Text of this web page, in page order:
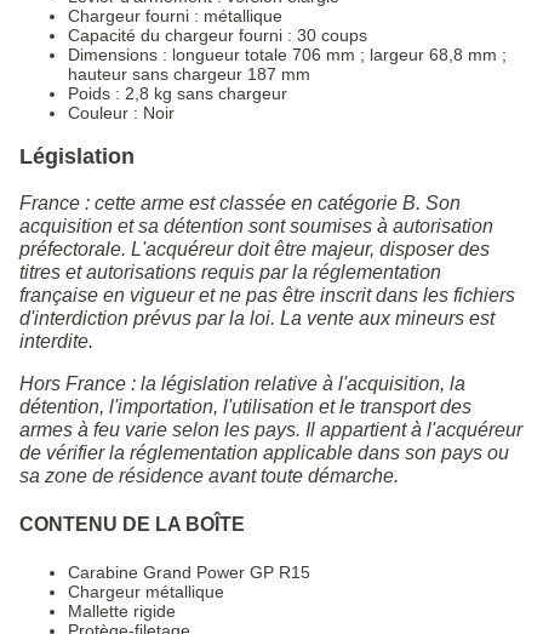
Chargeur fourni : métallique
Capacité du chargeur fourni : 30 coups
Dimensions : longueur totale 706 mm ; largeur 68,8 mm ;
hauteur sans chargeur 187 mm
Poids : 2,8 kg sans chargeur
Couleur : Noir
Législation
France : cette arme est classée en catégorie B. Son
acquisition et sa détention sont soumises à autorisation
préfectorale. L'acquéreur doit être majeur, disposer des
titres et autorisations requis par la réglementation
française en vigueur et ne pas être inscrit dans les fichiers
d'interdiction prévus par la loi. La vente aux mineurs est
interdite.
Hors France : la législation relative à l'acquisition, la
détention, l'importation, l'utilisation et le transport des
armes à feu varie selon les pays. Il appartient à l'acquéreur
de vérifier la réglementation applicable dans son pays ou
sa zone de résidence avant toute démarche.
CONTENU DE LA BOÎTE
Carabine Grand Power GP R15
Chargeur métallique
Mallette rigide
Protège-filetage